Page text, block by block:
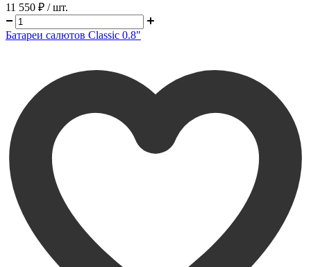
11 550 ₽ / шт.
Батареи салютов Classic 0.8"